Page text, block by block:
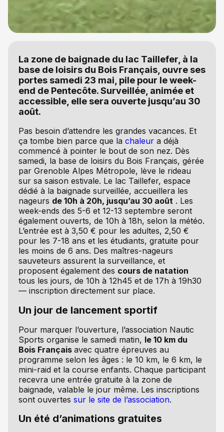
La zone de baignade du lac Taillefer, à la
base de loisirs du Bois Français, ouvre ses
portes samedi 23 mai, pile pour le week-
end de Pentecôte. Surveillée, animée et
accessible, elle sera ouverte jusqu’au 30
août.
Pas besoin d’attendre les grandes vacances. Et
ça tombe bien parce que la chaleura déjà
commencé à pointer le bout de son nez. Dès
samedi, la base de loisirs du Bois Français, gérée
par Grenoble Alpes Métropole, lève le rideau
sur sa saison estivale. Le lac Taillefer, espace
dédié à la baignade surveillée, accueillera les
nageurs de 10h à 20h, jusqu’au 30 août. Les
week-ends des 5-6 et 12-13 septembre seront
également ouverts, de 10h à 18h, selon la météo.
L’entrée est à 3,50 € pour les adultes, 2,50 €
pour les 7-18 ans et les étudiants, gratuite pour
les moins de 6 ans. Des maîtres-nageurs
sauveteurs assurent la surveillance, et
proposent également des cours de natation
tous les jours, de 10h à 12h45 et de 17h à 19h30
— inscription directement sur place.
Un jour de lancement sportif
Pour marquer l’ouverture, l’association Nautic
Sports organise le samedi matin, le 10 km du
Bois Français avec quatre épreuves au
programme selon les âges : le 10 km, le 6 km, le
mini-raid et la course enfants. Chaque participant
recevra une entrée gratuite à la zone de
baignade, valable le jour même. Les inscriptions
sont ouvertes sur le site de l’association.
Un été d’animations gratuites